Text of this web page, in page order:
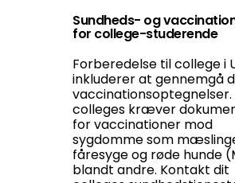
Sundheds- og
for college-studerende
Forberedelse til college i
inkluderer at gennemgå
vaccinationsoptegnelser.
colleges kræver
for vaccinationer mod
sygdomme som
fåresyge og røde hunde
blandt andre. Kontakt dit